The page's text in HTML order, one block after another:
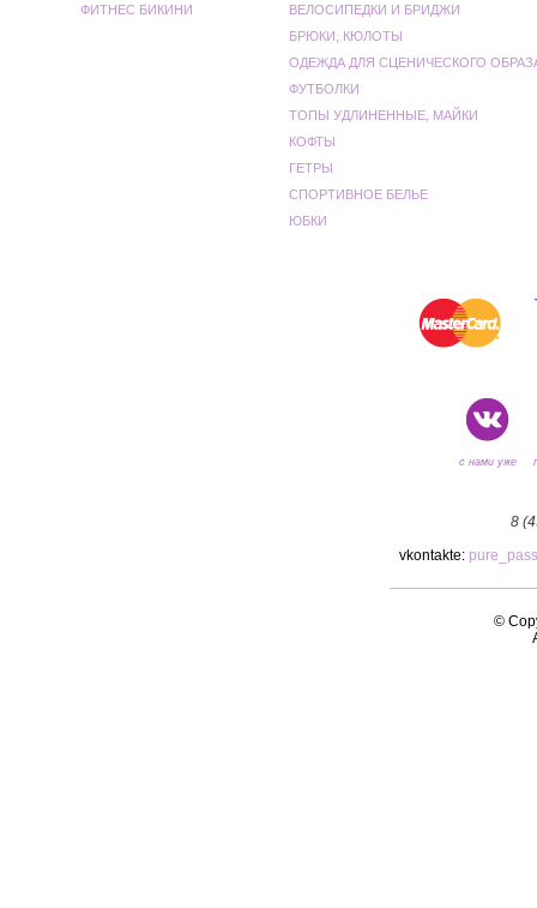
ФИТНЕС БИКИНИ
ВЕЛОСИПЕДКИ И БРИДЖИ
БРЮКИ, КЮЛОТЫ
ОДЕЖДА ДЛЯ СЦЕНИЧЕСКОГО
ФУТБОЛКИ
ТОПЫ УДЛИНЕННЫЕ, МАЙКИ
КОФТЫ
ГЕТРЫ
СПОРТИВНОЕ БЕЛЬЕ
ЮБКИ
с нами уже
8
vkontakte:
©